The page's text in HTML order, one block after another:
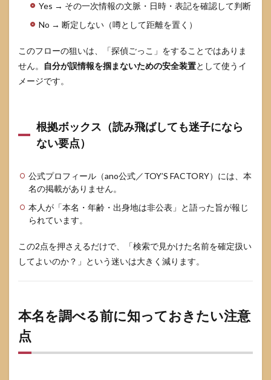
参考
情報
Yes → その一次情報の文脈・日時・表記を確認して判断
No → 断定しない（噂として距離を置く）
このフローの狙いは、「探偵ごっこ」をすることではありま
せん。
自分が誤情報を掴まないための安全装置として使うイ
メージです。
根拠ボックス（読み飛ばしても迷子になら
ない要点）
公式プロフィール（ano公式／TOY’S FACTORY）には、本
名の掲載がありません。
本人が「本名・年齢・出身地は非公表」と語った旨が報じ
られています。
この2点を押さえるだけで、「検索で見かけた名前を確定扱い
してよいのか？」という迷いは大きく減ります。
本名を調べる前に知っておきたい注意
点